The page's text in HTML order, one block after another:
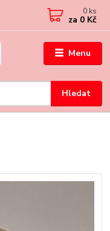
Menu
Hledat
0 ks
za 0 Kč